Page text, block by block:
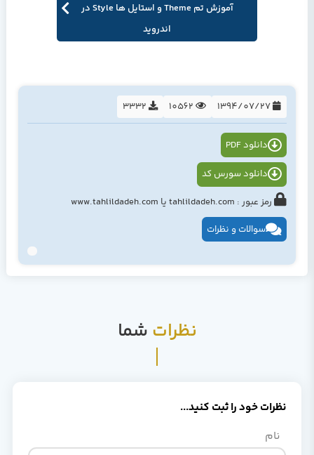
آموزش تم Theme و استایل ها Style در
اندروید
1394/07/27
3332
دانلود PDF
دانلود سورس کد
رمز عبور : tahlildadeh.com یا www.tahlildadeh.com
سوالات و نظرات
نظرات شما
نظرات خود را ثبت کنید...
نام